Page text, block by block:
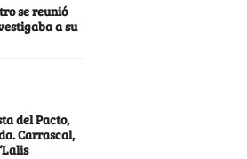
se reunió
a su
del Pacto,
Carrascal,